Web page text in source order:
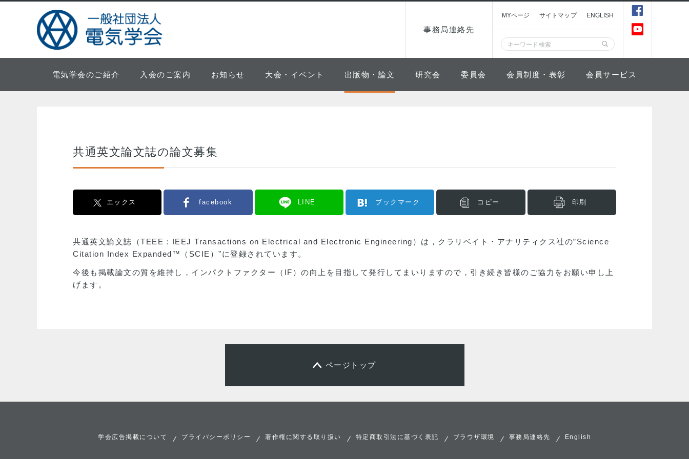
事務局連絡先
MYページ サイトマップ ENGLISH
電気学会のご紹介 入会のご案内 お知らせ 大会・イベント 出版物・論文 研究会 委員会 会員制度・表彰 会員サービス
共通英文論文誌の論文募集
エックス facebook LINE ブックマーク コピー 印刷
共通英文論文誌（TEEE：IEEJ Transactions on Electrical and Electronic Engineering）は，クラリベイト・アナリティクス社の”Science
Citation Index Expanded™（SCIE）”に登録されています。
今後も掲載論文の質を維持し，インパクトファクター（IF）の向上を目指して発行してまいりますので，引き続き皆様のご協力をお願い申し上
げます。
ページトップ
学会広告掲載について プライバシーポリシー 著作権に関する取り扱い 特定商取引法に基づく表記 ブラウザ環境 事務局連絡先 English